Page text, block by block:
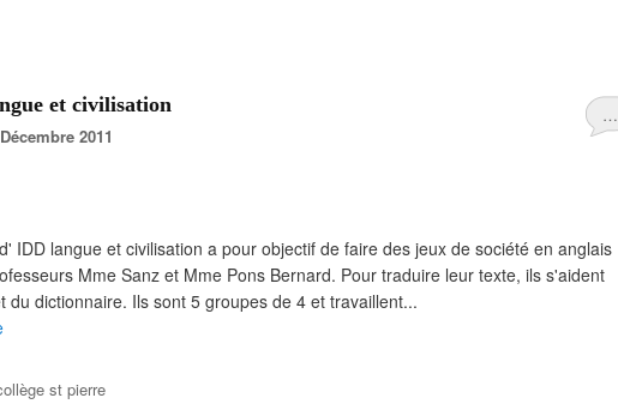
…
et civilisation
2011
IDD langue et civilisation a pour objectif de faire des jeux de société en anglais
Mme Sanz et Mme Pons Bernard. Pour traduire leur texte, ils s'aident
du dictionnaire. Ils sont 5 groupes de 4 et travaillent...
st pierre